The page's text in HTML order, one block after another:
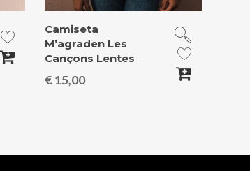
Camiseta
M’agraden Les
Cançons Lentes
€15,00